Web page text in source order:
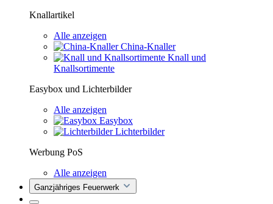
Knallartikel
Alle anzeigen
China-Knaller
Knall und
Knallsortimente
Easybox und Lichterbilder
Alle anzeigen
Easybox
Lichterbilder
Werbung PoS
Alle anzeigen
Ganzjähriges Feuerwerk